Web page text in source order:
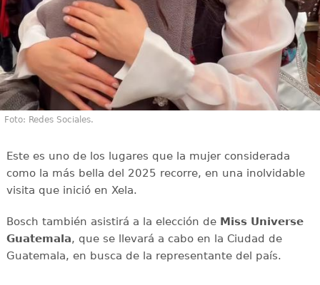
Foto: Redes Sociales.
Este es uno de los lugares que la mujer considerada
como la más bella del 2025 recorre, en una inolvidable
visita que inició en Xela.
Bosch también asistirá a la elección deMiss Universe
Guatemala, que se llevará a cabo en la Ciudad de
Guatemala, en busca de la representante del país.